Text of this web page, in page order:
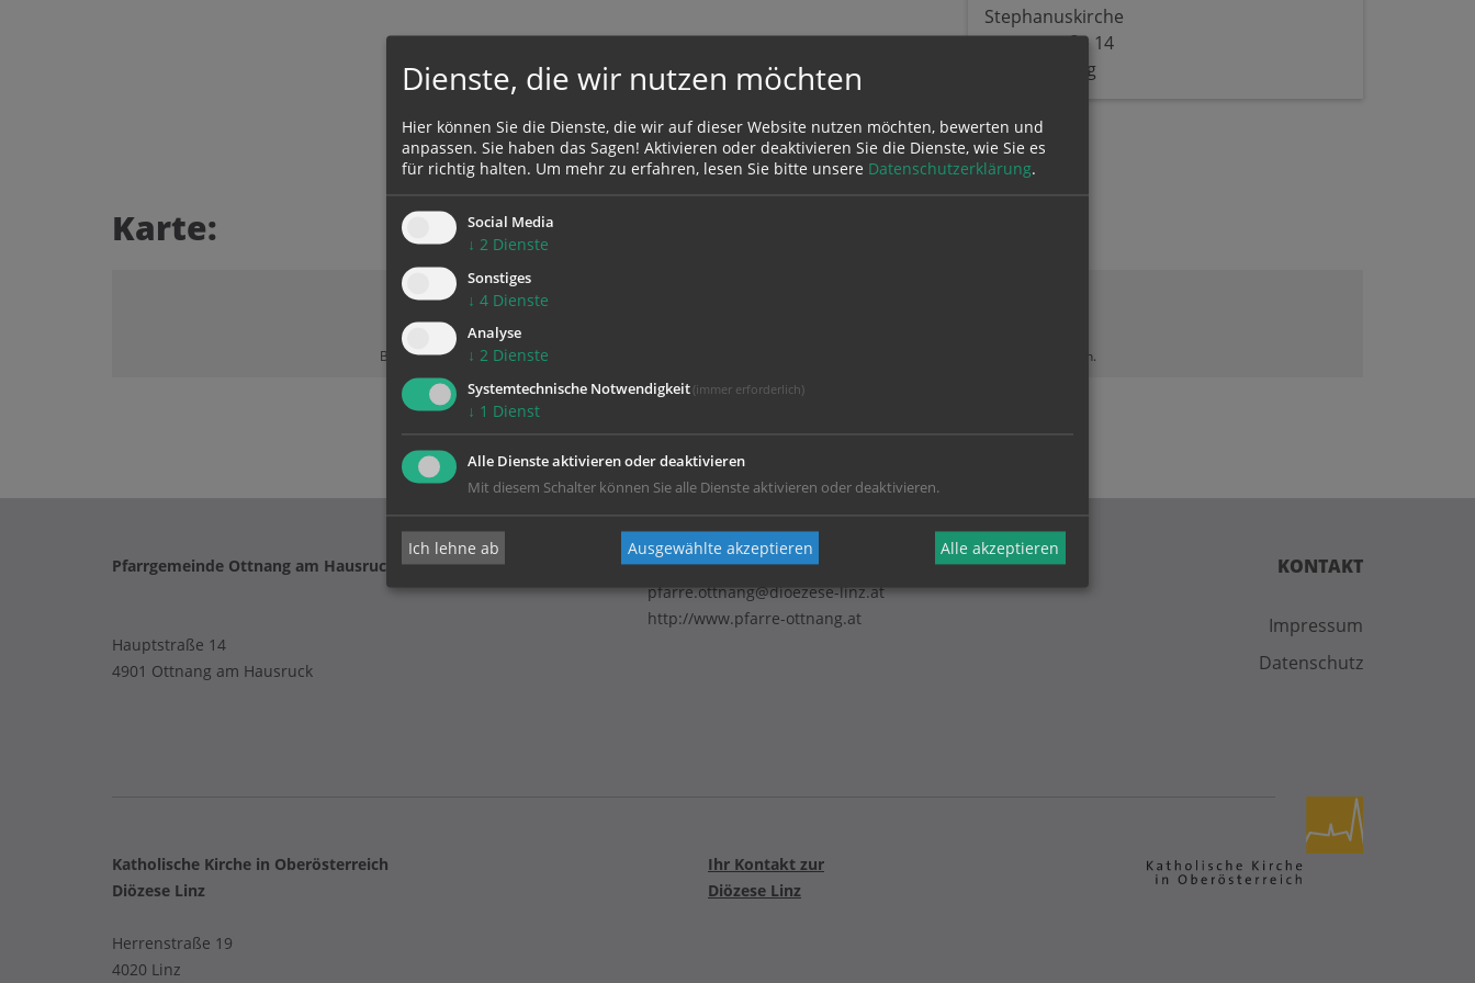
Stephanuskirche
Hauptstraße 14
4901 Ottnang
Karte:
Bitte akzeptieren Sie
Cookies von Google Maps , um diesen Inhalt sehen zu können.
KONTAKT
Impressum
Datenschutz
Pfarrgemeinde Ottnang am Hausruck
Hauptstraße 14
4901 Ottnang am Hausruck
Telefon:0664/4279732
pfarre.ottnang@dioezese-linz.at
http://www.pfarre-ottnang.at
Katholische Kirche in Oberösterreich
Diözese Linz
Herrenstraße 19
4020 Linz
Ihr Kontakt zur
Diözese Linz
Dienste, die wir nutzen möchten
Hier können Sie die Dienste, die wir auf dieser Website nutzen möchten, bewerten und
anpassen. Sie haben das Sagen! Aktivieren oder deaktivieren Sie die Dienste, wie Sie es
für richtig halten. Um mehr zu erfahren, lesen Sie bitte unsere Datenschutzerklärung.
Social Media
↓ 2 Dienste
Sonstiges
↓ 4 Dienste
Analyse
↓ 2 Dienste
Systemtechnische Notwendigkeit (immer erforderlich)
↓ 1 Dienst
Alle Dienste aktivieren oder deaktivieren
Mit diesem Schalter können Sie alle Dienste aktivieren oder deaktivieren.
Ich lehne ab Ausgewählte akzeptieren Alle akzeptieren